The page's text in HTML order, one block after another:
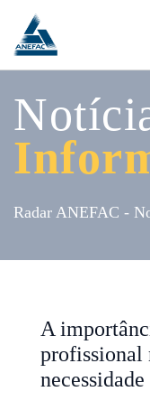
Radar ANEFAC -
A
profissional